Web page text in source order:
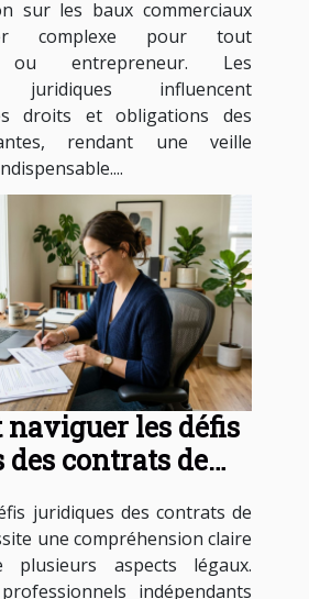
sur les baux commerciaux
complexe pour tout
ou entrepreneur. Les
juridiques influencent
droits et obligations des
rendant une veille
naviguer les défis
contrats de
juridiques des contrats de
une compréhension claire
aspects légaux.
indépendants